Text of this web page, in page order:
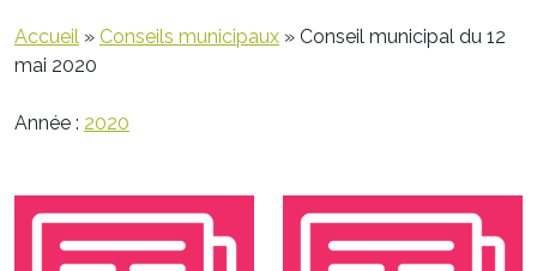
Accueil » Conseils municipaux » Conseil municipal du 12
mai 2020
Année : 2020